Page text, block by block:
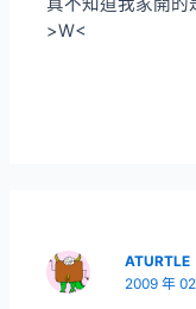
>W<
ATURTLE
2009 年